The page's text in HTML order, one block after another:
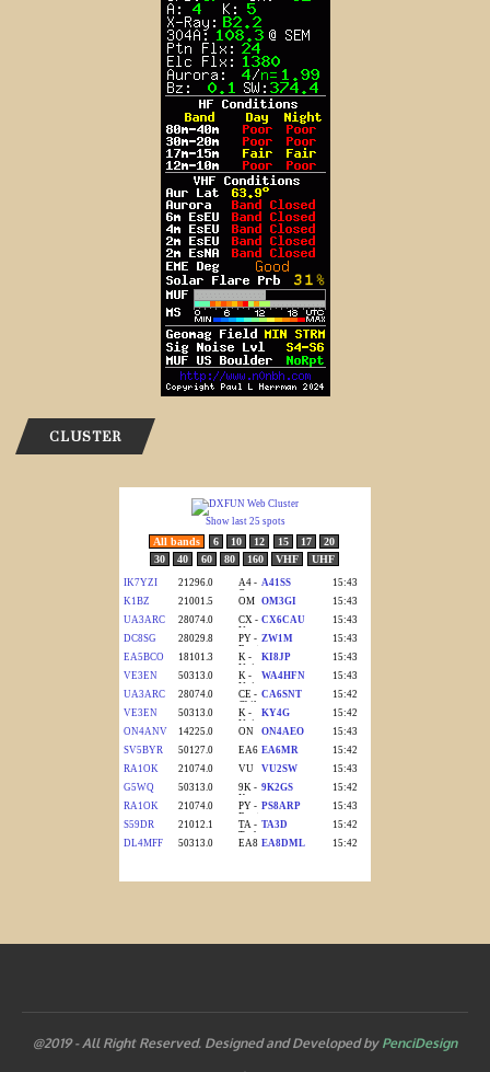
CLUSTER
@2019 - All Right Reserved. Designed and Developed by PenciDesign